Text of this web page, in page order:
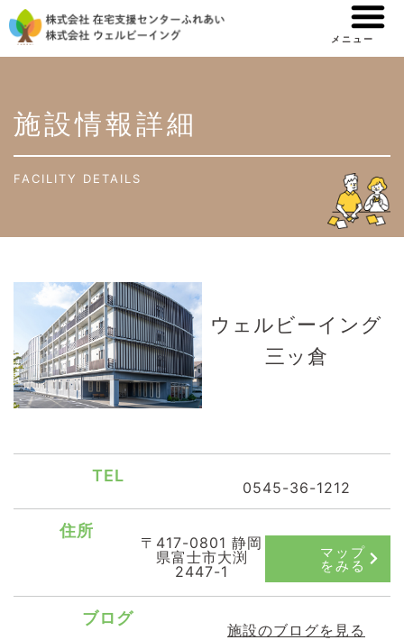
容
キ
ッ
メニュー
施設情報詳細
FACILITY DETAILS
ウェルビーイング
三ッ倉
TEL
0545-36-1212
住所
〒417-0801 静岡
県富士市大渕
2447-1
マップ
をみる
ブログ
施設のブログを見る